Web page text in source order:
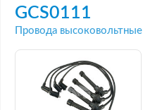
GCS0111
Провода высоковольтные